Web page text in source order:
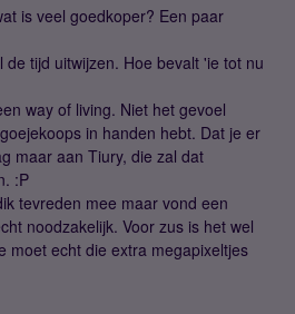
is veel goedkoper? Een paar
tijd uitwijzen. Hoe bevalt 'ie tot nu
way of living. Niet het gevoel
in handen hebt. Dat je er
maar aan Tiury, die zal dat
:P
tevreden mee maar vond een
noodzakelijk. Voor zus is het wel
moet echt die extra megapixeltjes